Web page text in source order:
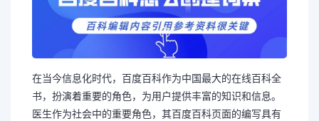
在当今信息化时代，百度百科作为中国最大的在线百科全
书，扮演着重要的角色，为用户提供丰富的知识和信息。
医生作为社会中的重要角色，其百度百科页面的编写具有